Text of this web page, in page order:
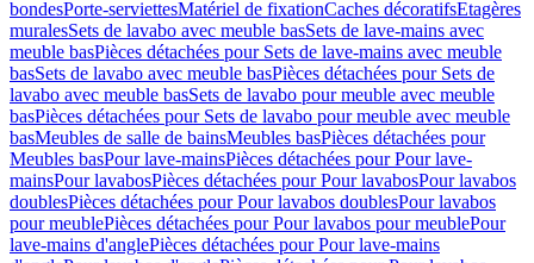
bondesPorte-serviettesMatériel de fixationCaches décoratifsEtagères
muralesSets de lavabo avec meuble basSets de lave-mains avec
meuble basPièces détachées pour Sets de lave-mains avec meuble
basSets de lavabo avec meuble basPièces détachées pour Sets de
lavabo avec meuble basSets de lavabo pour meuble avec meuble
basPièces détachées pour Sets de lavabo pour meuble avec meuble
basMeubles de salle de bainsMeubles basPièces détachées pour
Meubles basPour lave-mainsPièces détachées pour Pour lave-
mainsPour lavabosPièces détachées pour Pour lavabosPour lavabos
doublesPièces détachées pour Pour lavabos doublesPour lavabos
pour meublePièces détachées pour Pour lavabos pour meublePour
lave-mains d'anglePièces détachées pour Pour lave-mains